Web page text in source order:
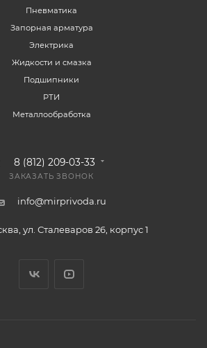
Пневматика
Запорная арматура
Электрика
Жидкости и смазка
Подшипники
РТИ
Металлообработка
8 (812) 209-03-33
ЗАКАЗАТЬ ЗВОНОК
info@mirprivoda.ru
ул. Сталеваров 26, корпус 1